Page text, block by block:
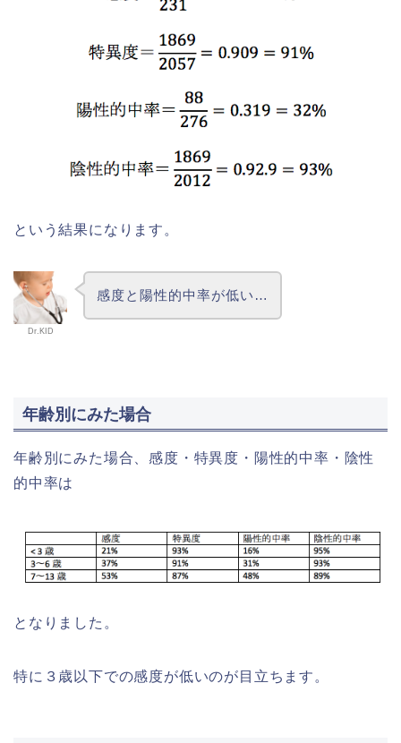
という結果になります。
Dr.KID
感度と陽性的中率が低い…
年齢別にみた場合
年齢別にみた場合、感度・特異度・陽性的中率・陰性
的中率は
となりました。
特に３歳以下での感度が低いのが目立ちます。